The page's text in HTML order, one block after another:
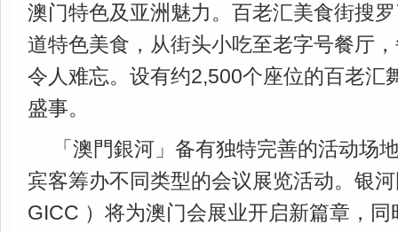
澳门特色及亚洲魅力。百老汇美食街搜
道特色美食，从街头小吃至老字号餐厅
令人难忘。设有约2,500个座位的百老汇
盛事。
「澳門銀河」备有独特完善的活动场
宾客筹办不同类型的会议展览活动。银
GICC ）将为澳门会展业开启新篇章，